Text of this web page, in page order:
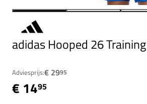
adidas Hooped 26
Adviesprijs:€ 2995
€ 1495